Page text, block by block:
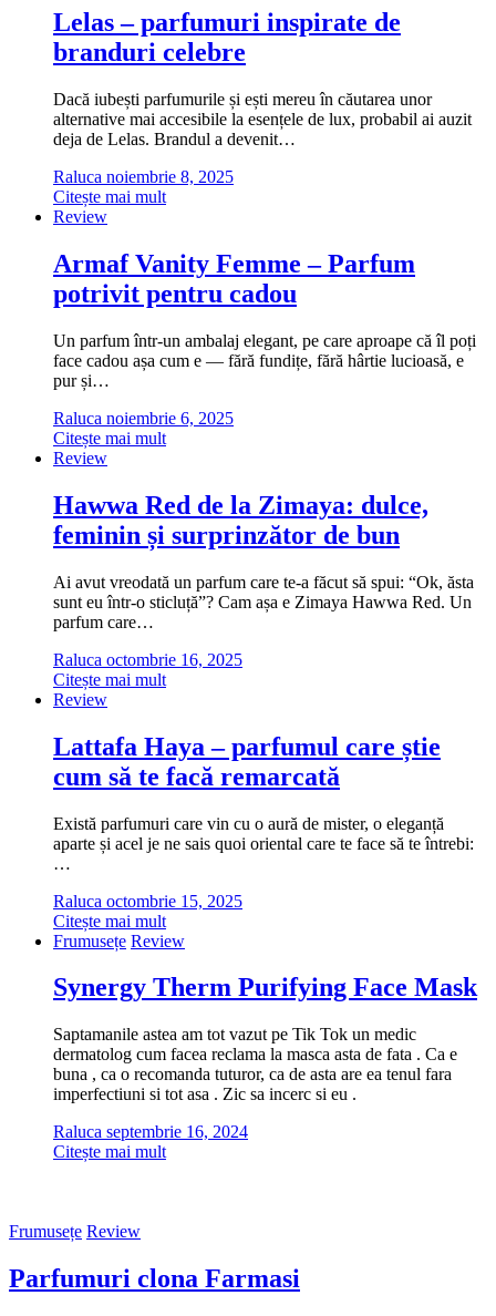
Lelas – parfumuri inspirate de
branduri celebre
Dacă iubești parfumurile și ești mereu în căutarea unor
alternative mai accesibile la esențele de lux, probabil ai auzit
deja de Lelas. Brandul a devenit…
Raluca noiembrie 8, 2025
Citește mai mult
Review
Armaf Vanity Femme – Parfum
potrivit pentru cadou
Un parfum într-un ambalaj elegant, pe care aproape că îl poți
face cadou așa cum e — fără fundițe, fără hârtie lucioasă, e
pur și…
Raluca noiembrie 6, 2025
Citește mai mult
Review
Hawwa Red de la Zimaya: dulce,
feminin și surprinzător de bun
Ai avut vreodată un parfum care te-a făcut să spui: “Ok, ăsta
sunt eu într-o sticluță”? Cam așa e Zimaya Hawwa Red. Un
parfum care…
Raluca octombrie 16, 2025
Citește mai mult
Review
Lattafa Haya – parfumul care știe
cum să te facă remarcată
Există parfumuri care vin cu o aură de mister, o eleganță
aparte și acel je ne sais quoi oriental care te face să te întrebi:
…
Raluca octombrie 15, 2025
Citește mai mult
Frumusețe Review
Synergy Therm Purifying Face Mask
Saptamanile astea am tot vazut pe Tik Tok un medic
dermatolog cum facea reclama la masca asta de fata . Ca e
buna , ca o recomanda tuturor, ca de asta are ea tenul fara
imperfectiuni si tot asa . Zic sa incerc si eu .
Raluca septembrie 16, 2024
Citește mai mult
Frumusețe Review
Parfumuri clona Farmasi